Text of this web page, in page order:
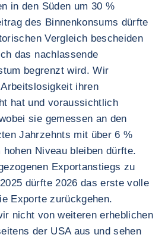
in den Süden um 30 %
des Binnenkonsums dürfte
Vergleich bescheiden
das nachlassende
begrenzt wird. Wir
ihren
hat und voraussichtlich
sie gemessen an den
Jahrzehnts mit über 6 %
Niveau bleiben dürfte.
Exportanstiegs zu
dürfte 2026 das erste volle
Exporte zurückgehen.
nicht von weiteren erheblichen
der USA aus und sehen